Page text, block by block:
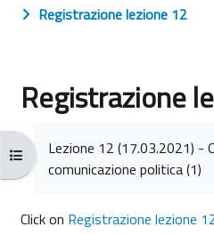
Open course index
Registrazione lezione 12
Registrazione
Lezione 12 (17.03.2021) -
comunicazione politica (1)
Click on Registrazione lezione